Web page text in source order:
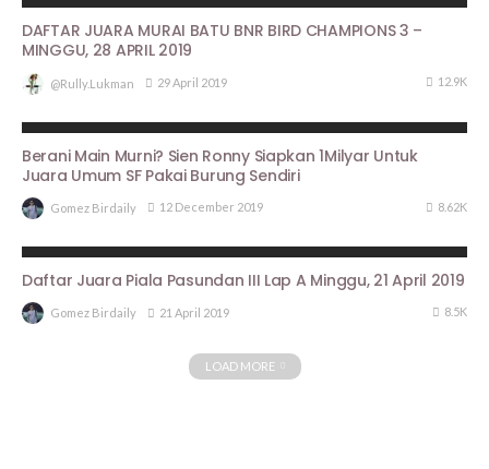
DAFTAR JUARA MURAI BATU BNR BIRD CHAMPIONS 3 –
MINGGU, 28 APRIL 2019
@rully.lukman 29 April 2019 12.9K
Berani Main Murni? Sien Ronny Siapkan 1Milyar Untuk
Juara Umum SF Pakai Burung Sendiri
Gomez Birdaily 12 December 2019 8.62K
Daftar Juara Piala Pasundan III Lap A Minggu, 21 April 2019
Gomez Birdaily 21 April 2019 8.5K
LOAD MORE